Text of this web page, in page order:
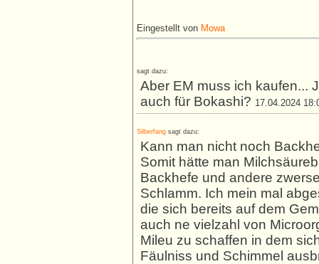
Eingestellt von Mowa
sagt dazu:
Aber EM muss ich kaufen...
auch für Bokashi? 17.04.2024
Silberfang sagt dazu:
Kann man nicht noch
Somit hätte man
Backhefe und andere
Schlamm. Ich mein mal
die sich bereits auf dem
auch ne vielzahl von
Mileu zu schaffen in dem
Fäulniss und Schimmel